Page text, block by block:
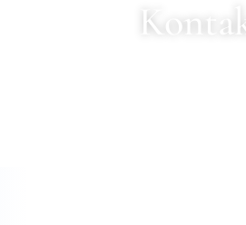
Kontakt